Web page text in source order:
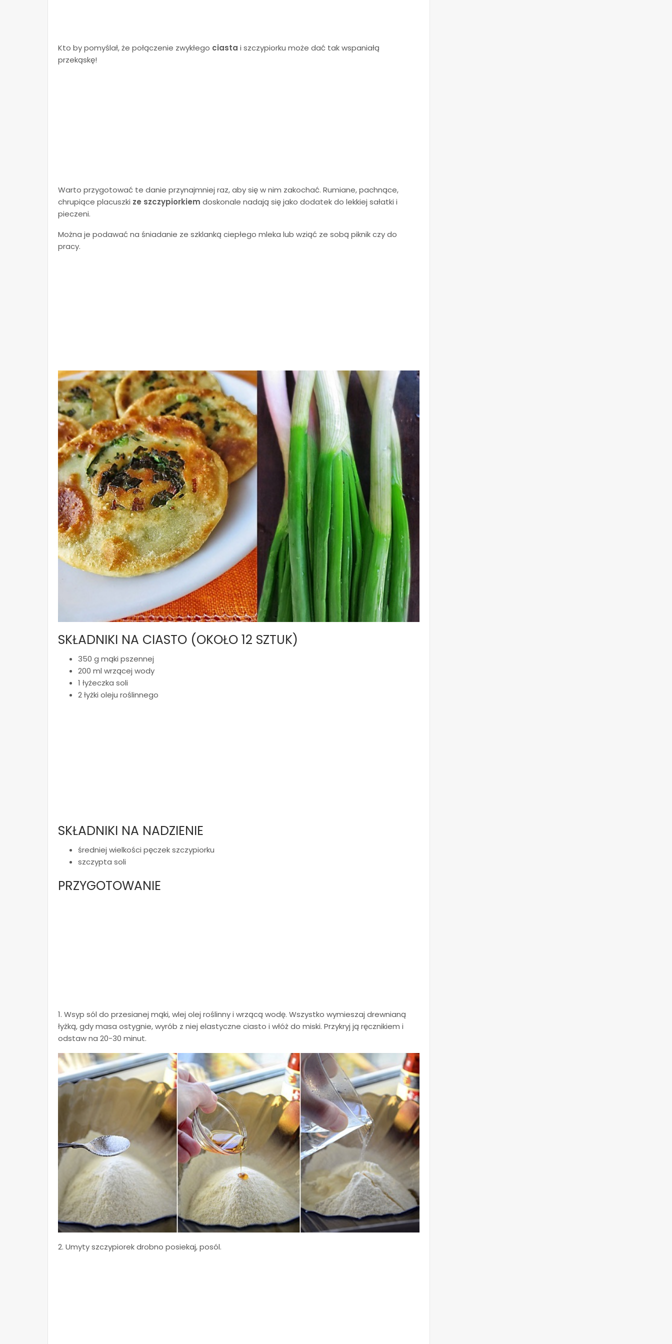
Kto by pomyślał, że połączenie zwykłego ciasta i szczypiorku może dać tak wspaniałą
przekąskę!
Warto przygotować te danie przynajmniej raz, aby się w nim zakochać. Rumiane, pachnące,
chrupiące placuszki ze szczypiorkiem doskonale nadają się jako dodatek do lekkiej sałatki i
pieczeni.
Można je podawać na śniadanie ze szklanką ciepłego mleka lub wziąć ze sobą piknik czy do
pracy.
SKŁADNIKI NA CIASTO (OKOŁO 12 SZTUK)
350 g mąki pszennej
200 ml wrzącej wody
1 łyżeczka soli
2 łyżki oleju roślinnego
SKŁADNIKI NA NADZIENIE
średniej wielkości pęczek szczypiorku
szczypta soli
PRZYGOTOWANIE
1. Wsyp sól do przesianej mąki, wlej olej roślinny i wrzącą wodę. Wszystko wymieszaj drewnianą
łyżką, gdy masa ostygnie, wyrób z niej elastyczne ciasto i włóż do miski. Przykryj ją ręcznikiem i
odstaw na 20-30 minut.
2. Umyty szczypiorek drobno posiekaj, posól.